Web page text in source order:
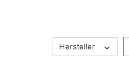
Hersteller